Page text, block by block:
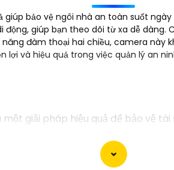
bảo vệ ngôi nhà an toàn suốt
giúp bạn theo dõi từ xa dễ dàng.
đàm thoại hai chiều, camera
và hiệu quả trong việc quản lý an
giải pháp hiệu quả để bảo vệ
Chống Trộm, bạn có thể liên
thể tìm hiểu về các sản phẩm